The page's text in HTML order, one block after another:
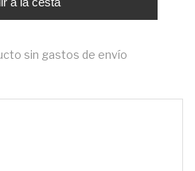
sin gastos de envío